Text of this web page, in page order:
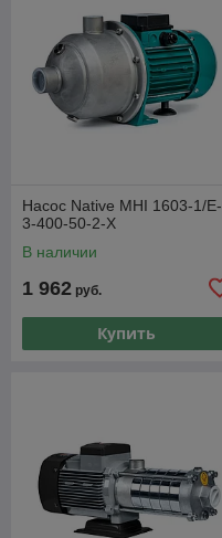
Насос Native MHI 1603-1/E-
3-400-50-2-X
В наличии
1 962 руб.
Купить